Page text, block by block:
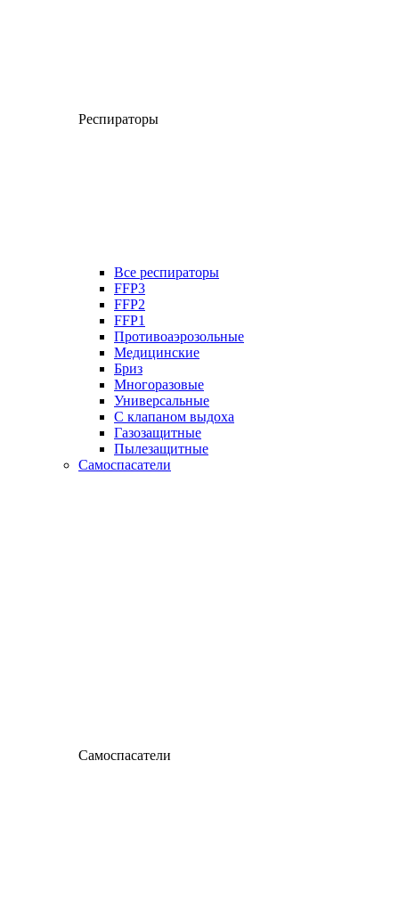
Респираторы
Все респираторы
FFP3
FFP2
FFP1
Противоаэрозольные
Медицинские
Бриз
Многоразовые
Универсальные
С клапаном выдоха
Газозащитные
Пылезащитные
Самоспасатели
Самоспасатели